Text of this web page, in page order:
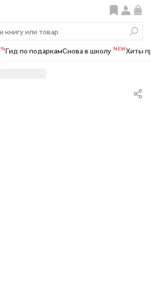
%Гид по подаркамСнова в школу NEWХиты